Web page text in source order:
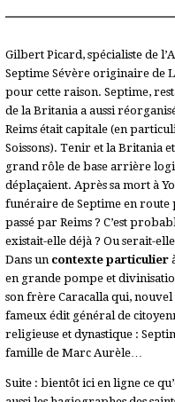
Gilbert Picard, spécialiste de
Septime Sévère originaire de
pour cette raison. Septime,
de la Britania a aussi
Reims était capitale (en
Soissons). Tenir et la Britania
grand rôle de base arrière
déplaçaient. Après sa mort à
funéraire de Septime en route
passé par Reims ? C’est
existait-elle déjà ? Ou serait-
Dans un contexte particulier
en grande pompe et
son frère Caracalla qui,
fameux édit général de
religieuse et dynastique :
famille de Marc Aurèle…
Suite : bientôt ici en ligne ce